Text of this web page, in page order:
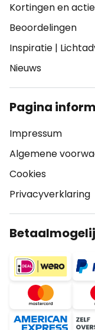
Kortingen en
Beoordelingen
Inspiratie |
Nieuws
Pagina
Impressum
Algemene
Cookies
Privacyverklaring